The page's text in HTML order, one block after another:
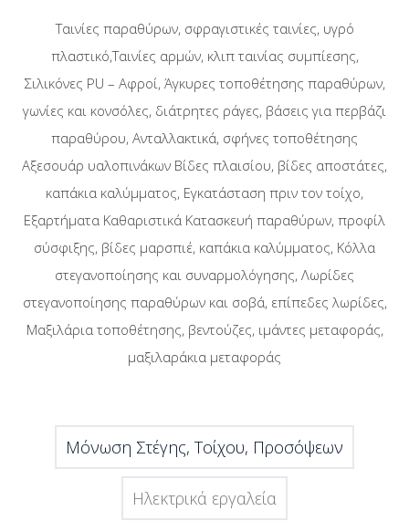
Ταινίες παραθύρων, σφραγιστικές ταινίες, υγρό
πλαστικό,Ταινίες αρμών, κλιπ ταινίας συμπίεσης,
Σιλικόνες PU – Αφροί, Άγκυρες τοποθέτησης παραθύρων,
γωνίες και κονσόλες, διάτρητες ράγες, βάσεις για περβάζι
παραθύρου, Ανταλλακτικά, σφήνες τοποθέτησης
Αξεσουάρ υαλοπινάκων Βίδες πλαισίου, βίδες αποστάτες,
καπάκια καλύμματος, Εγκατάσταση πριν τον τοίχο,
Εξαρτήματα Καθαριστικά Κατασκευή παραθύρων, προφίλ
σύσφιξης, βίδες μαρσπιέ, καπάκια καλύμματος, Κόλλα
στεγανοποίησης και συναρμολόγησης, Λωρίδες
στεγανοποίησης παραθύρων και σοβά, επίπεδες λωρίδες,
Μαξιλάρια τοποθέτησης, βεντούζες, ιμάντες μεταφοράς,
μαξιλαράκια μεταφοράς
Μόνωση Στέγης, Τοίχου, Προσόψεων
Ηλεκτρικά εργαλεία